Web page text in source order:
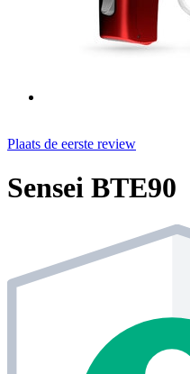
Plaats de eerste review
Sensei BTE90